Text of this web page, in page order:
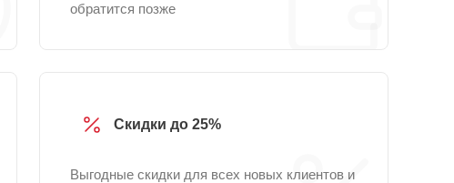
обратится позже
Скидки до 25%
Выгодные скидки для всех новых клиентов и